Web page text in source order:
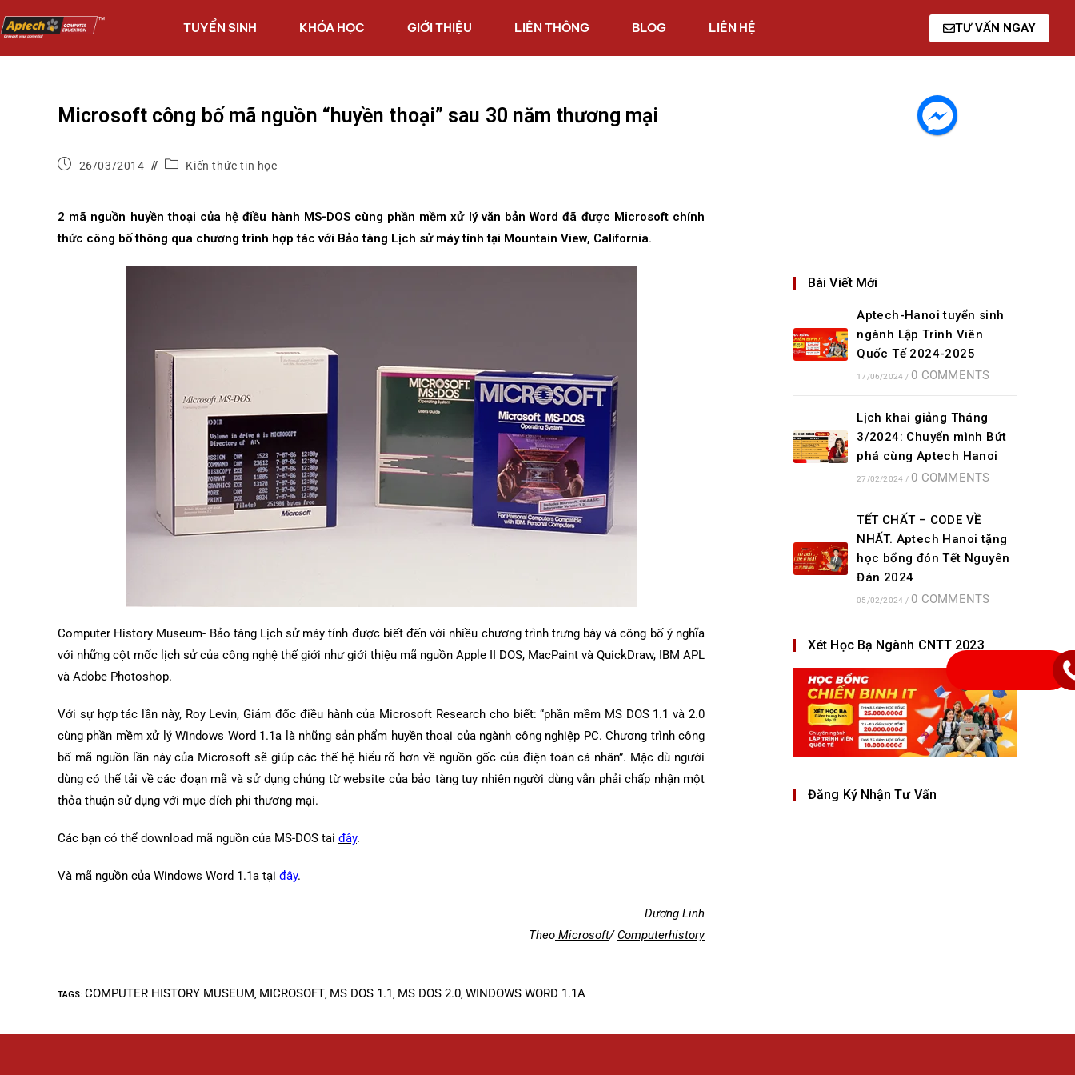
TUYỂN SINH KHÓA HỌC GIỚI THIỆU LIÊN THÔNG BLOG LIÊN HỆ TƯ VẤN NGAY
Microsoft công bố mã nguồn “huyền thoại” sau 30 năm thương mại
26/03/2014 Kiến thức tin học
2 mã nguồn huyền thoại của hệ điều hành MS-DOS cùng phần mềm xử lý văn bản Word đã được Microsoft chính
thức công bố thông qua chương trình hợp tác với Bảo tàng Lịch sử máy tính tại Mountain View, California.
Computer History Museum- Bảo tàng Lịch sử máy tính được biết đến với nhiều chương trình trưng bày và công bố ý nghĩa
với những cột mốc lịch sử của công nghệ thế giới như giới thiệu mã nguồn Apple II DOS, MacPaint và QuickDraw, IBM APL
và Adobe Photoshop.
Với sự hợp tác lần này, Roy Levin, Giám đốc điều hành của Microsoft Research cho biết: “phần mềm MS DOS 1.1 và 2.0
cùng phần mềm xử lý Windows Word 1.1a là những sản phẩm huyền thoại của ngành công nghiệp PC. Chương trình công
bố mã nguồn lần này của Microsoft sẽ giúp các thế hệ hiểu rõ hơn về nguồn gốc của điện toán cá nhân”. Mặc dù người
dùng có thể tải về các đoạn mã và sử dụng chúng từ website của bảo tàng tuy nhiên người dùng vẫn phải chấp nhận một
thỏa thuận sử dụng với mục đích phi thương mại.
Các bạn có thể download mã nguồn của MS-DOS tai đây.
Và mã nguồn của Windows Word 1.1a tại đây.
Dương Linh
Theo Microsoft/ Computerhistory
TAGS: COMPUTER HISTORY MUSEUM, MICROSOFT, MS DOS 1.1, MS DOS 2.0, WINDOWS WORD 1.1A
Bài Viết Mới
Aptech-Hanoi tuyển sinh
ngành Lập Trình Viên
Quốc Tế 2024-2025
17/06/2024 / 0 COMMENTS
Lịch khai giảng Tháng
3/2024: Chuyển mình Bứt
phá cùng Aptech Hanoi
27/02/2024 / 0 COMMENTS
TẾT CHẤT – CODE VỀ
NHẤT. Aptech Hanoi tặng
học bổng đón Tết Nguyên
Đán 2024
05/02/2024 / 0 COMMENTS
Xét Học Bạ Ngành CNTT 2023
Đăng Ký Nhận Tư Vấn